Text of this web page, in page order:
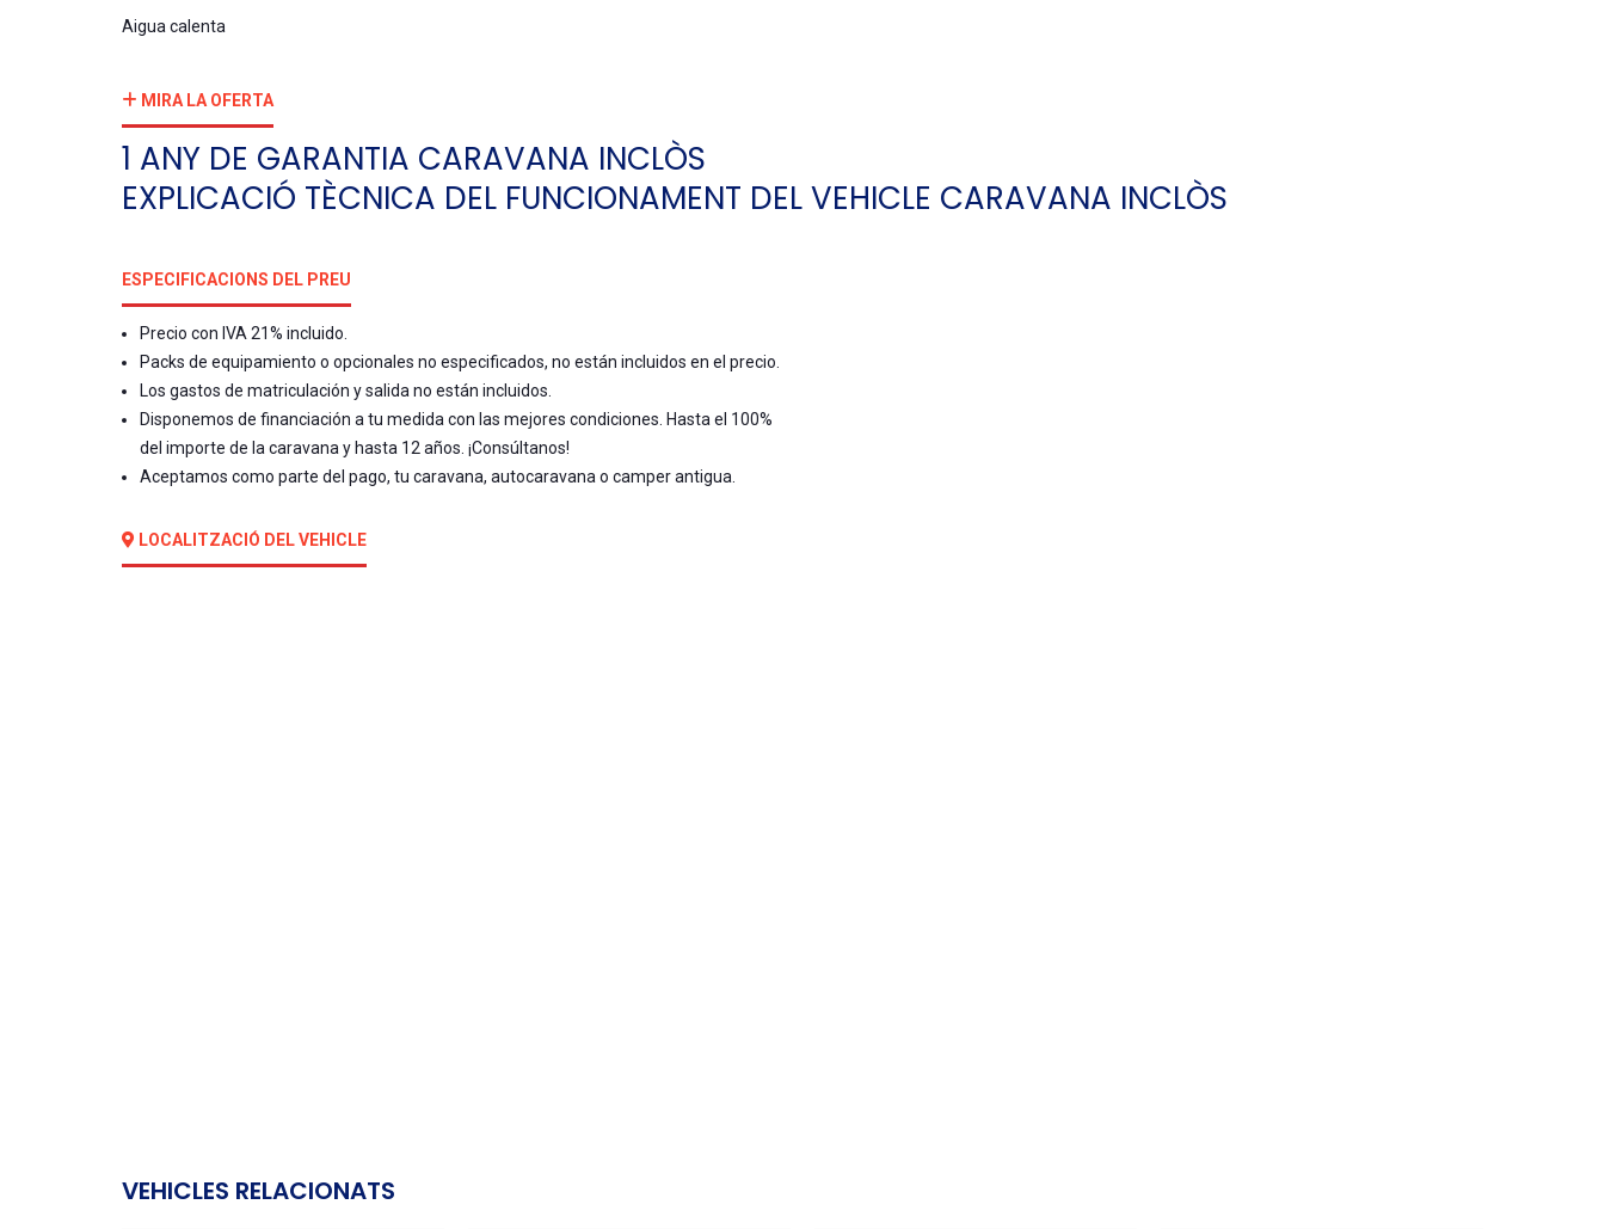
Aigua calenta
MIRA LA OFERTA
1 ANY DE GARANTIA CARAVANA INCLÒS
EXPLICACIÓ TÈCNICA DEL FUNCIONAMENT DEL VEHICLE CARAVANA INCLÒS
ESPECIFICACIONS DEL PREU
Precio con IVA 21% incluido.
Packs de equipamiento o opcionales no especificados, no están incluidos en el precio.
Los gastos de matriculación y salida no están incluidos.
Disponemos de financiación a tu medida con las mejores condiciones. Hasta el 100%
del importe de la caravana y hasta 12 años. ¡Consúltanos!
Aceptamos como parte del pago, tu caravana, autocaravana o camper antigua.
LOCALITZACIÓ DEL VEHICLE
VEHICLES RELACIONATS